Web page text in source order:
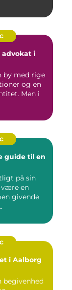
i
by med rige
og en
Men i
guide til en
på sin
være en
givende
i Aalborg
begivenhed